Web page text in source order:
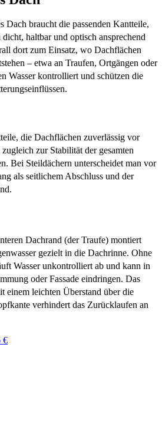
Dach braucht die passenden Kantteile,
haltbar und optisch ansprechend
dort zum Einsatz, wo Dachflächen
– etwa an Traufen, Ortgängen oder
Wasser kontrolliert und schützen die
die Dachflächen zuverlässig vor
zur Stabilität der gesamten
Bei Steildächern unterscheidet man vor
als seitlichem Abschluss und der
Dachrand (der Traufe) montiert
gezielt in die Dachrinne. Ohne
Wasser unkontrolliert ab und kann in
oder Fassade eindringen. Das
einem leichten Überstand über die
verhindert das Zurücklaufen an
€